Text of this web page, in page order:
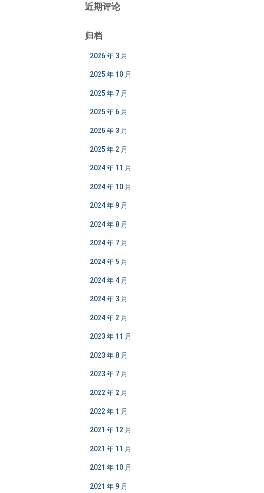
近期评论
归档
2026 年 3 月
2025 年 10 月
2025 年 7 月
2025 年 6 月
2025 年 3 月
2025 年 2 月
2024 年 11 月
2024 年 10 月
2024 年 9 月
2024 年 8 月
2024 年 7 月
2024 年 5 月
2024 年 4 月
2024 年 3 月
2024 年 2 月
2023 年 11 月
2023 年 8 月
2023 年 7 月
2022 年 2 月
2022 年 1 月
2021 年 12 月
2021 年 11 月
2021 年 10 月
2021 年 9 月